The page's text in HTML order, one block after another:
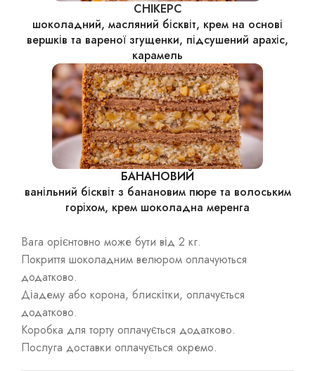
СНІКЕРС
шоколадний, масляний бісквіт, крем на основі
вершків та вареної згущенки, підсушений арахіс,
карамель
БАНАНОВИЙ
ванільний бісквіт з банановим пюре та волоським
горіхом, крем шоколадна меренга
Вага орієнтовно може бути від 2 кг.
Покриття шоколадним велюром оплачуються
додатково.
Діадему або корона, блискітки, оплачується
додатково.
Коробка для торту оплачується додатково.
Послуга доставки оплачується окремо.